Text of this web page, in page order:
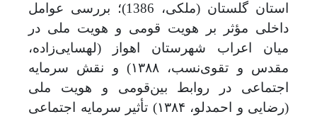
استان گلستان (ملکی، 1386)؛ بررسی عوامل
داخلی مؤثر بر هویت قومی و هویت ملی در
میان اعراب شهرستان اهواز (لهسایی‌زاده،
مقدس و تقوی‌نسب، ۱۳۸۸) و نقش سرمایه
اجتماعی در روابط بینقومی و هویت ملی
(رضایی و احمدلو، ۱۳۸۴) تأثیر سرمایه اجتماعی